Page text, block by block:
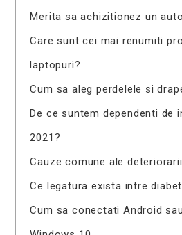
Merita sa achizitionez un
Care sunt cei mai renumiti
laptopuri?
Cum sa aleg perdelele si
De ce suntem dependenti de
2021?
Cauze comune ale
Ce legatura exista intre
Cum sa conectati Android